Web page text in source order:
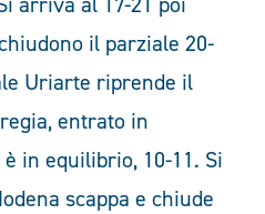
il parziale 20-
Uriarte riprende il
entrato in
in equilibrio, 10-11. Si
scappa e chiude